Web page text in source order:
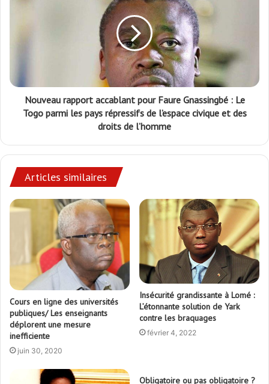
Nouveau rapport accablant pour Faure Gnassingbé : Le
Togo parmi les pays répressifs de l’espace civique et des
droits de l’homme
Articles similaires
Cours en ligne des universités
publiques/ Les enseignants
déplorent une mesure
inefficiente
juin 30, 2020
Insécurité grandissante à Lomé :
L’étonnante solution de Yark
contre les braquages
février 4, 2022
Obligatoire ou pas obligatoire ?